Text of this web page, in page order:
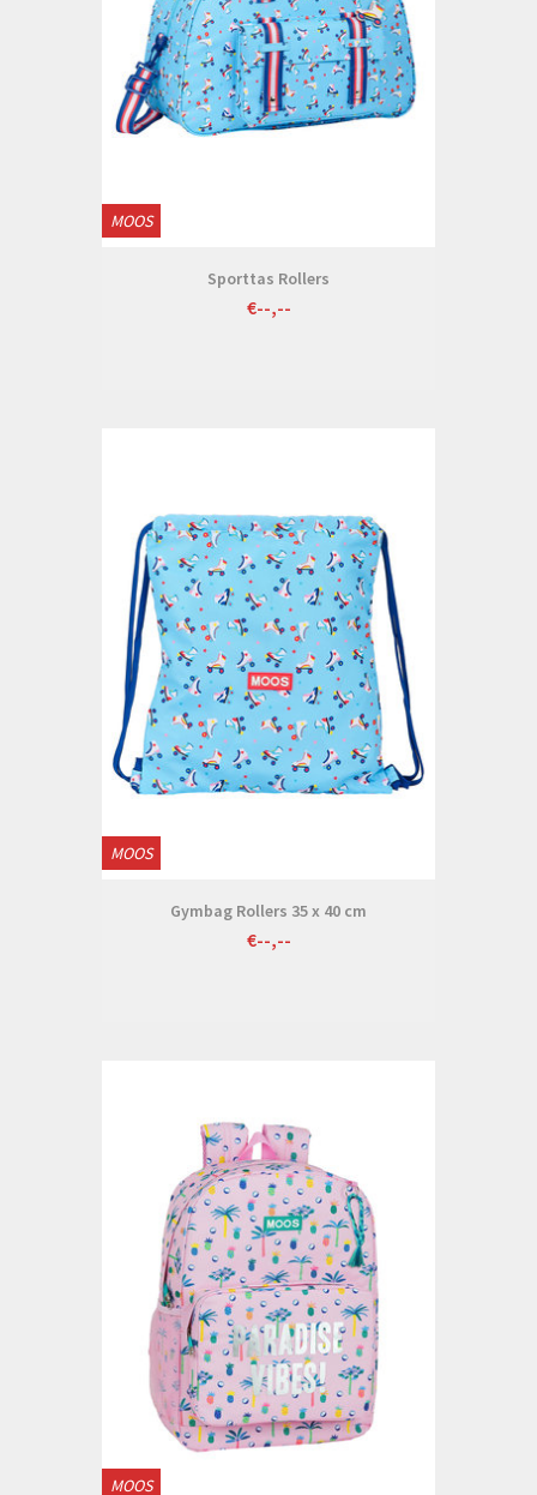
MOOS
Sporttas Rollers
€--,--
MOOS
Gymbag Rollers 35 x 40 cm
€--,--
MOOS